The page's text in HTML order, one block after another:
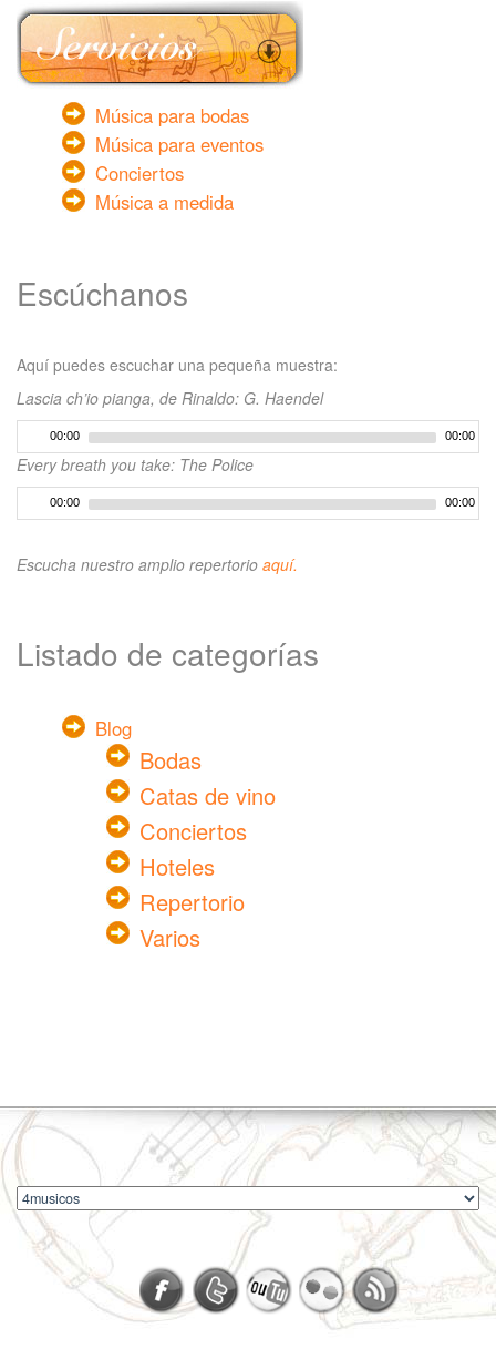
Música para bodas
Música para eventos
Conciertos
Música a medida
Escúchanos
Aquí puedes escuchar una pequeña muestra:
Lascia ch’io pianga, de Rinaldo: G. Haendel
00:00 00:00
Every breath you take: The Police
00:00 00:00
Escucha nuestro amplio repertorio aquí.
Listado de categorías
Blog
Bodas
Catas de vino
Conciertos
Hoteles
Repertorio
Varios